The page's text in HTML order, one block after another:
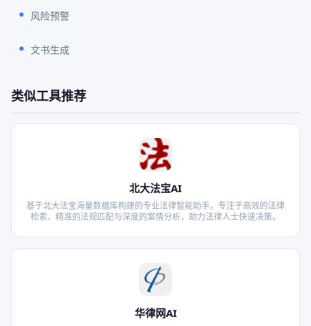
风险预警
文书生成
类似工具推荐
北大法宝AI
基于北大法宝海量数据库构建的专业法律智能助手，专注于高效的法律
检索、精准的法规匹配与深度的案情分析，助力法律人士快速决策。
华律网AI